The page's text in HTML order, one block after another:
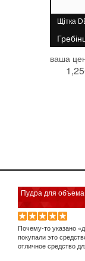
Щітка
ваша
Пудра для объема
Почему-то указано
покупали это
отличное средство